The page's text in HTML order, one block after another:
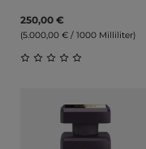
250,00 €
(5.000,00 € / 1000 Milliliter)